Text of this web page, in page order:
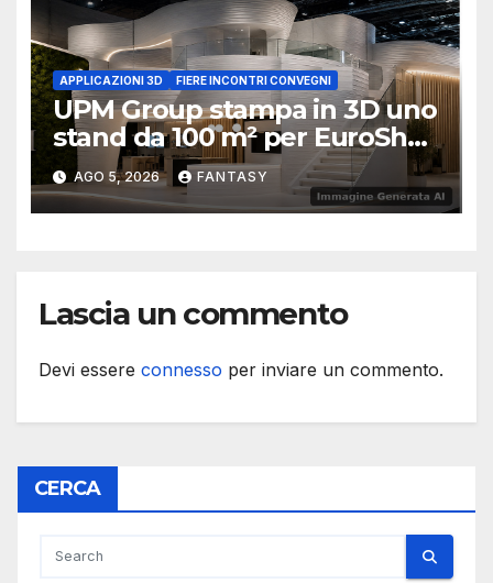
APPLICAZIONI 3D FIERE INCONTRI CONVEGNI
UPM Group stampa in 3D uno
stand da 100 m² per EuroShop
2026
AGO 5, 2026 FANTASY
Lascia un commento
Devi essere connesso per inviare un commento.
CERCA